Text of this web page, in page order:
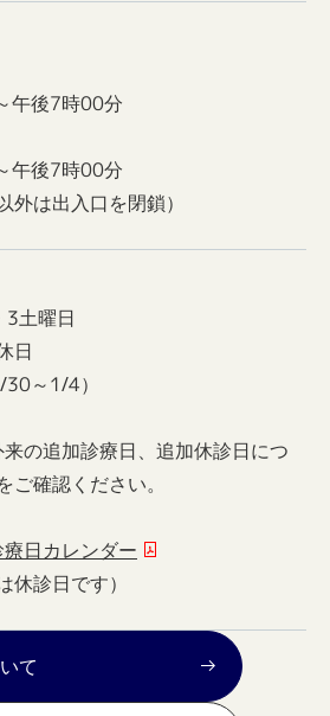
午後7時00分
午後7時00分
外は出入口を閉鎖）
3土曜日
日
～1/4）
の追加診療日、追加休診日につ
ご確認ください。
日カレンダー
休診日です）
て